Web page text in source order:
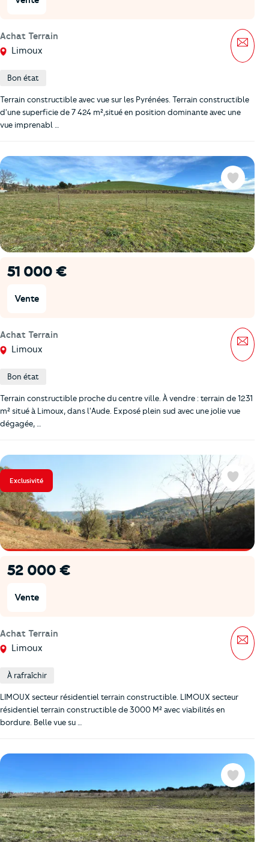
Achat Terrain
Limoux
Bon état
Terrain constructible avec vue sur les Pyrénées. Terrain constructible
d'une superficie de 7 424 m²,situé en position dominante avec une
vue imprenabl …
51 000 €
Vente
Achat Terrain
Limoux
Favoris
Bon état
Terrain constructible proche du centre ville. À vendre : terrain de 1231
m² situé à Limoux, dans l'Aude. Exposé plein sud avec une jolie vue
dégagée, …
Exclusivité
52 000 €
Vente
Achat Terrain
Limoux
Favoris
À rafraîchir
LIMOUX secteur résidentiel terrain constructible. LIMOUX secteur
résidentiel terrain constructible de 3000 M² avec viabilités en
bordure. Belle vue su …
Favoris